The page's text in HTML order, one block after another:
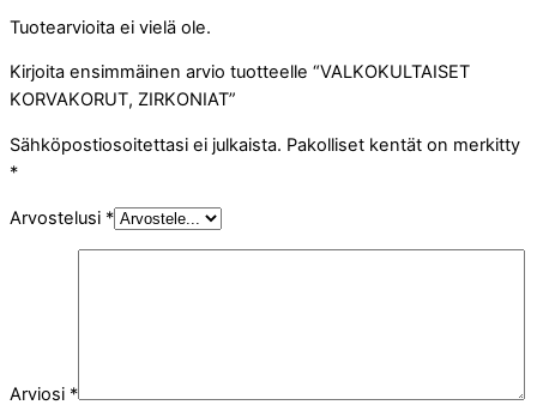
Tuotearvioita ei vielä ole.
Kirjoita ensimmäinen arvio tuotteelle “VALKOKULTAISET
KORVAKORUT, ZIRKONIAT”
Sähköpostiosoitettasi ei julkaista. Pakolliset kentät on merkitty
*
Arvostelusi *
Arviosi *